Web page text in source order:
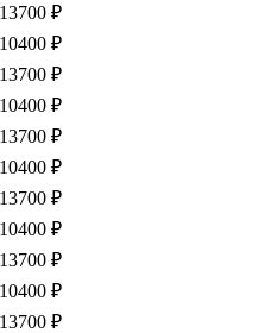
13700 ₽
10400 ₽
13700 ₽
10400 ₽
13700 ₽
10400 ₽
13700 ₽
10400 ₽
13700 ₽
10400 ₽
13700 ₽